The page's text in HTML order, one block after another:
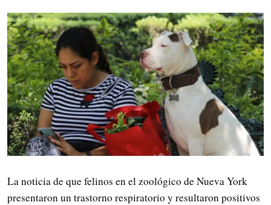
La noticia de que felinos en el zoológico de Nueva York
presentaron un trastorno respiratorio y resultaron positivos